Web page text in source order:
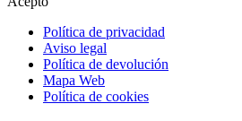
Política de privacidad
Aviso legal
Política de devolución
Mapa Web
Política de cookies